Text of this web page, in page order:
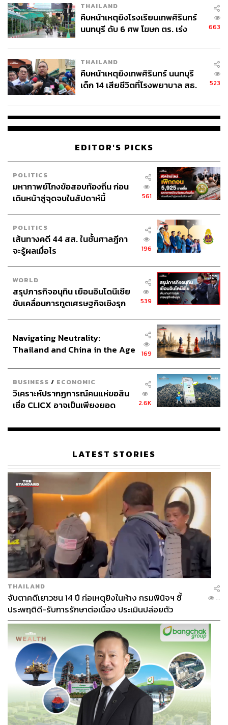
THAILAND
คืบหน้าเหตุยิงโรงเรียนเทพศิรินทร์
นนทบุรี ดับ 6 ศพ โฆษก ตร. เร่ง
663
THAILAND
คืบหน้าเหตุยิงเทพศิรินทร์ นนทบุรี
เด็ก 14 เสียชีวิตที่โรงพยาบาล สธ.
523
EDITOR'S PICKS
POLITICS
มหากาพย์โกงข้อสอบท้องถิ่น ก่อน
เดินหน้าสู่จุดจบในสัปดาห์นี้
561
POLITICS
เส้นทางคดี 44 สส. ในชั้นศาลฎีกา
จะรู้ผลเมื่อไร
196
WORLD
สรุปภารกิจอนุทิน เยือนอินโดนีเซีย
ขับเคลื่อนการทูตเศรษฐกิจเชิงรุก
539
Navigating Neutrality:
Thailand and China in the Age
169
BUSINESS / ECONOMIC
วิเคราะห์ปรากฏการณ์คนแห่ขอสิน
เชื่อ CLICX อาจเป็นเพียงยอด
เรือนไทยที่ถูกซุกไว้
2.6K
LATEST STORIES
THAILAND
จับตาคดีเยาวชน 14 ปี ก่อเหตุยิงในห้าง กรมพินิจฯ ชี้
ประพฤติดี-รับการรักษาต่อเนื่อง ประเมินปล่อยตัว
...